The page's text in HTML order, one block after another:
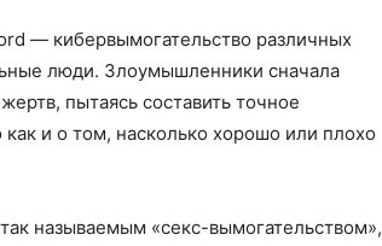
— кибервымогательство различных
люди. Злоумышленники сначала
пытаясь составить точное
и о том, насколько хорошо или плохо
называемым «секс-вымогательством»,